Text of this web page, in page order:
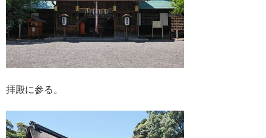
拝殿に参る。